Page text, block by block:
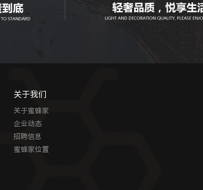
关于我们
关于蜜蜂家
企业动态
招聘信息
蜜蜂家位置